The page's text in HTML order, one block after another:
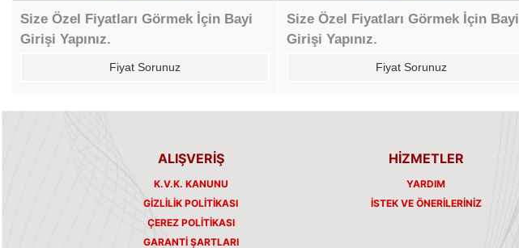
Size Özel Fiyatları Görmek İçin Bayi
Girişi Yapınız.
Fiyat Sorunuz
Size Özel Fiyatları Görmek İçin Bayi
Girişi Yapınız.
Fiyat Sorunuz
ALIŞVERİŞ
K.V.K. KANUNU
GIZLILIK POLITIKASI
ÇEREZ POLITIKASI
GARANTI ŞARTLARI
HİZMETLER
YARDIM
İSTEK VE ÖNERILERINIZ